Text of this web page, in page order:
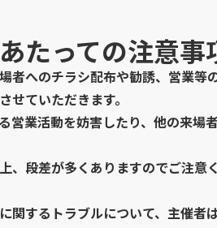
たっての注意事
者へのチラシ配布や勧誘、営業
せていただきます。
営業活動を妨害したり、他の来
、段差が多くありますのでご注
関するトラブルについて、主催者